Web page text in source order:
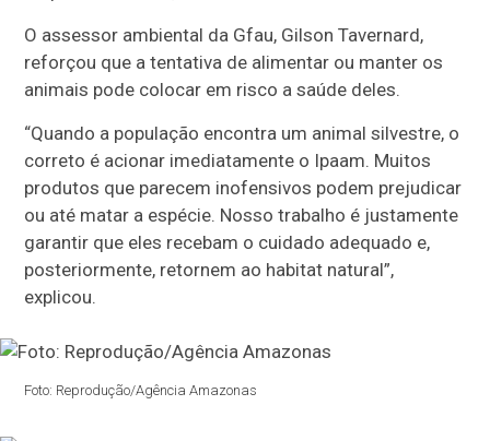
O assessor ambiental da Gfau, Gilson Tavernard,
reforçou que a tentativa de alimentar ou manter os
animais pode colocar em risco a saúde deles.
“Quando a população encontra um animal silvestre, o
correto é acionar imediatamente o Ipaam. Muitos
produtos que parecem inofensivos podem prejudicar
ou até matar a espécie. Nosso trabalho é justamente
garantir que eles recebam o cuidado adequado e,
posteriormente, retornem ao habitat natural”,
explicou.
Foto: Reprodução/Agência Amazonas